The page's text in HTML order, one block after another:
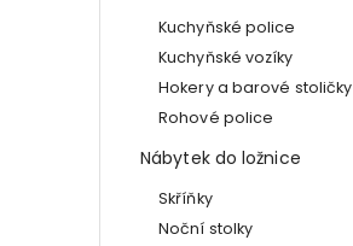
Kuchyňské police
Kuchyňské vozíky
Hokery a barové stoličky
Rohové police
Nábytek do ložnice
Skříňky
Noční stolky